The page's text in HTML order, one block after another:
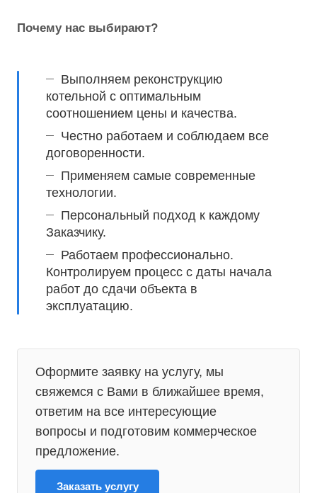
Почему нас выбирают?
Выполняем реконструкцию
котельной с оптимальным
соотношением цены и качества.
Честно работаем и соблюдаем все
договоренности.
Применяем самые современные
технологии.
Персональный подход к каждому
Заказчику.
Работаем профессионально.
Контролируем процесс с даты начала
работ до сдачи объекта в
эксплуатацию.
Оформите заявку на услугу, мы
свяжемся с Вами в ближайшее время,
ответим на все интересующие
вопросы и подготовим коммерческое
предложение.
Заказать услугу